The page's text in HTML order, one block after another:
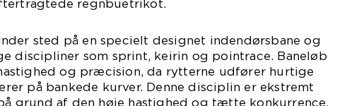
regnbuetrikot.
sted på en specielt designet indendørsbane og
discipliner som sprint, keirin og pointrace. Baneløb
og præcision, da rytterne udfører hurtige
på bankede kurver. Denne disciplin er ekstremt
grund af den høje hastighed og tætte konkurrence.